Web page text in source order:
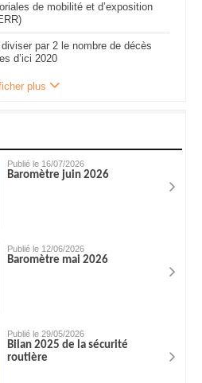
de mobilité et d’exposition
par 2 le nombre de décès
d’ici 2020
plus
Publié le 16/07/2026
Baromètre juin 2026
Publié le 12/06/2026
Baromètre mai 2026
Publié le 29/05/2026
Bilan 2025 de la sécurité
routière